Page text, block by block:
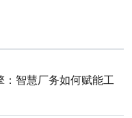
：智慧厂务如何赋能工